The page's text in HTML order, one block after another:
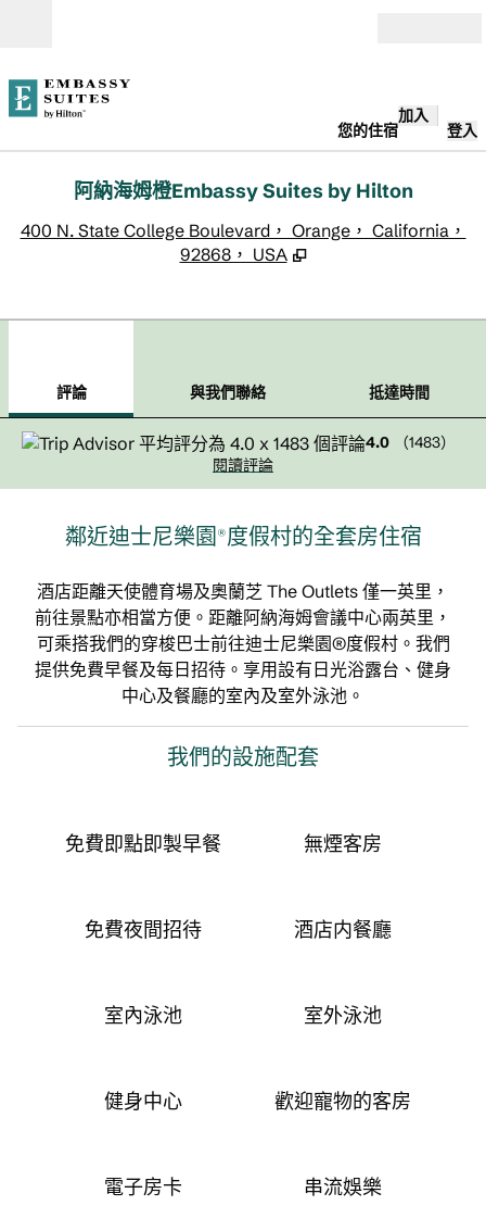
您的住宿
加入
登入
阿納海姆橙Embassy Suites by Hilton
400 N. State College Boulevard， Orange， California，
92868， USA
評論 與我們聯絡
抵達時間
4.0 （1483）
閱讀評論
鄰近迪士尼樂園®度假村的全套房住宿
酒店距離天使體育場及奧蘭芝 The Outlets 僅一英里，
前往景點亦相當方便。距離阿納海姆會議中心兩英里，
可乘搭我們的穿梭巴士前往迪士尼樂園®度假村。我們
提供免費早餐及每日招待。享用設有日光浴露台、健身
中心及餐廳的室內及室外泳池。
我們的設施配套
免費即點即製早餐 無煙客房
免費夜間招待 酒店内餐廳
室內泳池 室外泳池
健身中心 歡迎寵物的客房
電子房卡 串流娛樂